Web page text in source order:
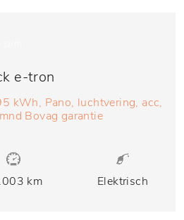
e-tron
kWh, Pano, luchtvering, acc,
Bovag garantie
km Elektrisch